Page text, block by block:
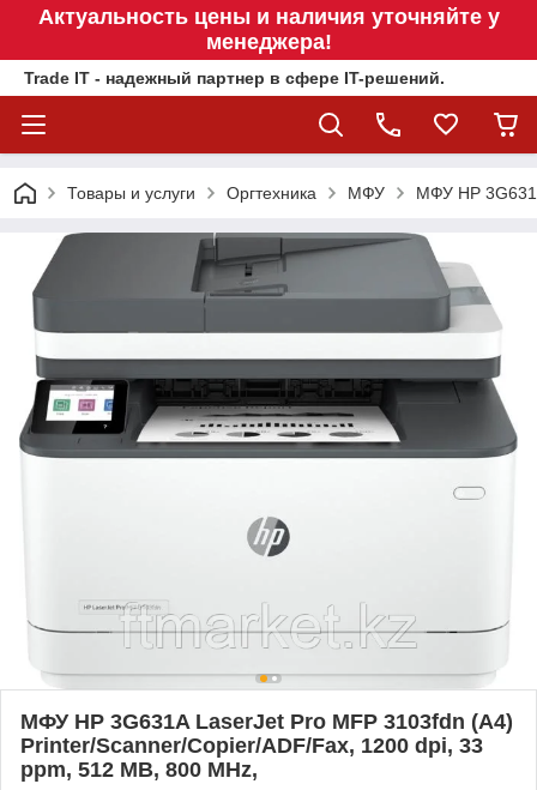
Актуальность цены и наличия уточняйте у
менеджера!
Trade IT - надежный партнер в сфере IT-решений.
Товары и услуги Оргтехника МФУ МФУ HP
МФУ HP 3G631A LaserJet Pro MFP 3103fdn (A4)
Printer/Scanner/Copier/ADF/Fax, 1200 dpi, 33
ppm, 512 MB, 800 MHz,